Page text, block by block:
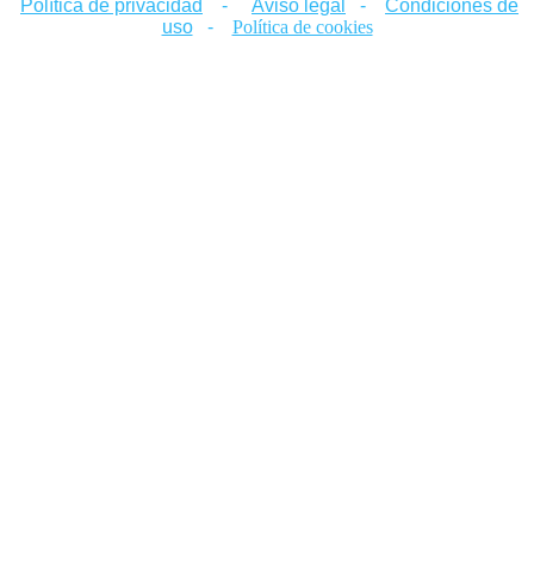
Política de privacidad - Aviso legal - Condiciones de
uso- Política de cookies